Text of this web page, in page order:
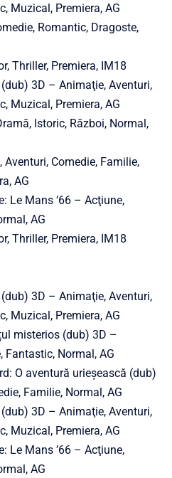
Muzical, Premiera, AG
Romantic, Dragoste,
Thriller, Premiera, IM18
3D – Animaţie, Aventuri,
Muzical, Premiera, AG
Istoric, Război, Normal,
Comedie, Familie,
AG
Le Mans ’66 – Acţiune,
AG
Thriller, Premiera, IM18
3D – Animaţie, Aventuri,
Muzical, Premiera, AG
misterios (dub) 3D –
Fantastic, Normal, AG
O aventură urieșească (dub)
Familie, Normal, AG
3D – Animaţie, Aventuri,
Muzical, Premiera, AG
Le Mans ’66 – Acţiune,
AG